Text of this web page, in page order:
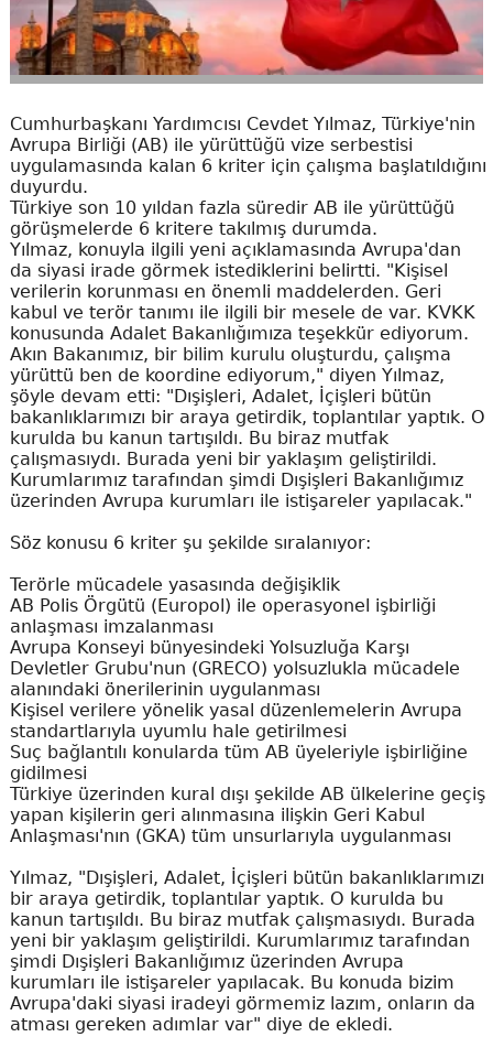
Cumhurbaşkanı Yardımcısı Cevdet Yılmaz, Türkiye'nin
Avrupa Birliği (AB) ile yürüttüğü vize serbestisi
uygulamasında kalan 6 kriter için çalışma başlatıldığını
duyurdu.
Türkiye son 10 yıldan fazla süredir AB ile yürüttüğü
görüşmelerde 6 kritere takılmış durumda.
Yılmaz, konuyla ilgili yeni açıklamasında Avrupa'dan
da siyasi irade görmek istediklerini belirtti. "Kişisel
verilerin korunması en önemli maddelerden. Geri
kabul ve terör tanımı ile ilgili bir mesele de var. KVKK
konusunda Adalet Bakanlığımıza teşekkür ediyorum.
Akın Bakanımız, bir bilim kurulu oluşturdu, çalışma
yürüttü ben de koordine ediyorum," diyen Yılmaz,
şöyle devam etti: "Dışişleri, Adalet, İçişleri bütün
bakanlıklarımızı bir araya getirdik, toplantılar yaptık. O
kurulda bu kanun tartışıldı. Bu biraz mutfak
çalışmasıydı. Burada yeni bir yaklaşım geliştirildi.
Kurumlarımız tarafından şimdi Dışişleri Bakanlığımız
üzerinden Avrupa kurumları ile istişareler yapılacak."
Söz konusu 6 kriter şu şekilde sıralanıyor:
Terörle mücadele yasasında değişiklik
AB Polis Örgütü (Europol) ile operasyonel işbirliği
anlaşması imzalanması
Avrupa Konseyi bünyesindeki Yolsuzluğa Karşı
Devletler Grubu'nun (GRECO) yolsuzlukla mücadele
alanındaki önerilerinin uygulanması
Kişisel verilere yönelik yasal düzenlemelerin Avrupa
standartlarıyla uyumlu hale getirilmesi
Suç bağlantılı konularda tüm AB üyeleriyle işbirliğine
gidilmesi
Türkiye üzerinden kural dışı şekilde AB ülkelerine geçiş
yapan kişilerin geri alınmasına ilişkin Geri Kabul
Anlaşması'nın (GKA) tüm unsurlarıyla uygulanması
Yılmaz, "Dışişleri, Adalet, İçişleri bütün bakanlıklarımızı
bir araya getirdik, toplantılar yaptık. O kurulda bu
kanun tartışıldı. Bu biraz mutfak çalışmasıydı. Burada
yeni bir yaklaşım geliştirildi. Kurumlarımız tarafından
şimdi Dışişleri Bakanlığımız üzerinden Avrupa
kurumları ile istişareler yapılacak. Bu konuda bizim
Avrupa'daki siyasi iradeyi görmemiz lazım, onların da
atması gereken adımlar var" diye de ekledi.